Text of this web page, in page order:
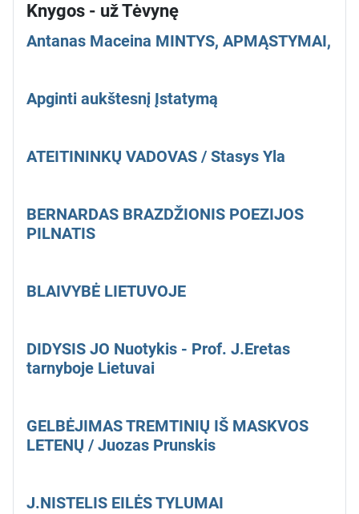
Knygos - už Tėvynę
Antanas Maceina MINTYS, APMĄSTYMAI,
Apginti aukštesnį Įstatymą
ATEITININKŲ VADOVAS / Stasys Yla
BERNARDAS BRAZDŽIONIS POEZIJOS
PILNATIS
BLAIVYBĖ LIETUVOJE
DIDYSIS JO Nuotykis - Prof. J.Eretas
tarnyboje Lietuvai
GELBĖJIMAS TREMTINIŲ IŠ MASKVOS
LETENŲ / Juozas Prunskis
J.NISTELIS EILĖS TYLUMAI